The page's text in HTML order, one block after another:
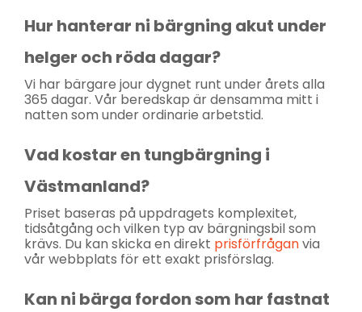
Hur hanterar ni bärgning akut under
helger och röda dagar?
Vi har bärgare jour dygnet runt under årets alla
365 dagar. Vår beredskap är densamma mitt i
natten som under ordinarie arbetstid.
Vad kostar en tungbärgning i
Västmanland?
Priset baseras på uppdragets komplexitet,
tidsåtgång och vilken typ av bärgningsbil som
krävs. Du kan skicka en direkt prisförfråganvia
vår webbplats för ett exakt prisförslag.
Kan ni bärga fordon som har fastnat